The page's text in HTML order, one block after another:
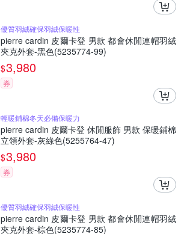
優質羽絨確保羽絨保暖性
pierre cardin 皮爾卡登 男款 都會休閒連帽羽絨
夾克外套-黑色(5235774-99)
$3,980
券
輕暖鋪棉冬天必備保暖力
pierre cardin 皮爾卡登 休閒服飾 男款 保暖鋪棉
立領外套-灰綠色(5255764-47)
$3,980
券
優質羽絨確保羽絨保暖性
pierre cardin 皮爾卡登 男款 都會休閒連帽羽絨
夾克外套-棕色(5235774-85)